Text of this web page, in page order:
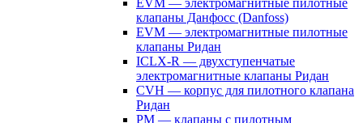
EVM — электромагнитные пилотные
клапаны Данфосс (Danfoss)
EVM — электромагнитные пилотные
клапаны Ридан
ICLX-R — двухступенчатые
электромагнитные клапаны Ридан
CVH — корпус для пилотного клапана
Ридан
PM — клапаны с пилотным